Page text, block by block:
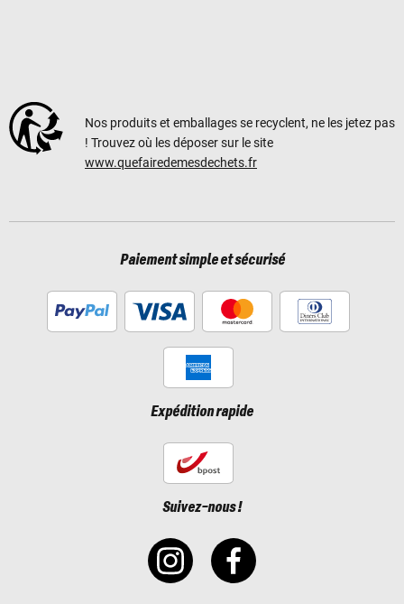
Nos produits et emballages se recyclent, ne les jetez pas
! Trouvez où les déposer sur le site
www.quefairedemesdechets.fr
Paiement simple et sécurisé
Expédition rapide
Suivez-nous !